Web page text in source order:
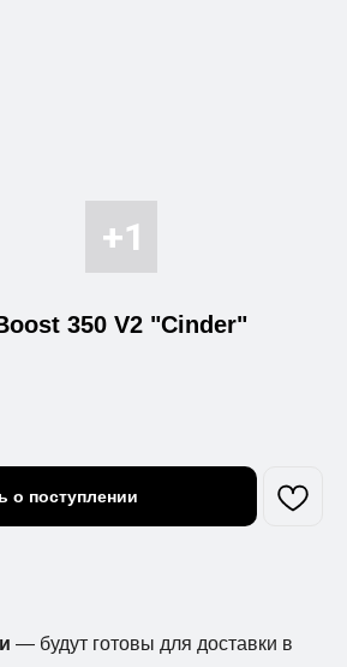
350 V2 "Cinder"
о поступлении
— будут готовы для доставки в